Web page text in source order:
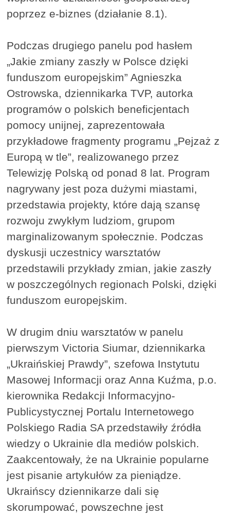
poprzez e-biznes (działanie 8.1).
Podczas drugiego panelu pod hasłem
„Jakie zmiany zaszły w Polsce dzięki
funduszom europejskim” Agnieszka
Ostrowska, dziennikarka TVP, autorka
programów o polskich beneficjentach
pomocy unijnej, zaprezentowała
przykładowe fragmenty programu „Pejzaż z
Europą w tle”, realizowanego przez
Telewizję Polską od ponad 8 lat. Program
nagrywany jest poza dużymi miastami,
przedstawia projekty, które dają szansę
rozwoju zwykłym ludziom, grupom
marginalizowanym społecznie. Podczas
dyskusji uczestnicy warsztatów
przedstawili przykłady zmian, jakie zaszły
w poszczególnych regionach Polski, dzięki
funduszom europejskim.
W drugim dniu warsztatów w panelu
pierwszym Victoria Siumar, dziennikarka
„Ukraińskiej Prawdy”, szefowa Instytutu
Masowej Informacji oraz Anna Kuźma, p.o.
kierownika Redakcji Informacyjno-
Publicystycznej Portalu Internetowego
Polskiego Radia SA przedstawiły źródła
wiedzy o Ukrainie dla mediów polskich.
Zaakcentowały, że na Ukrainie popularne
jest pisanie artykułów za pieniądze.
Ukraińscy dziennikarze dali się
skorumpować, powszechne jest